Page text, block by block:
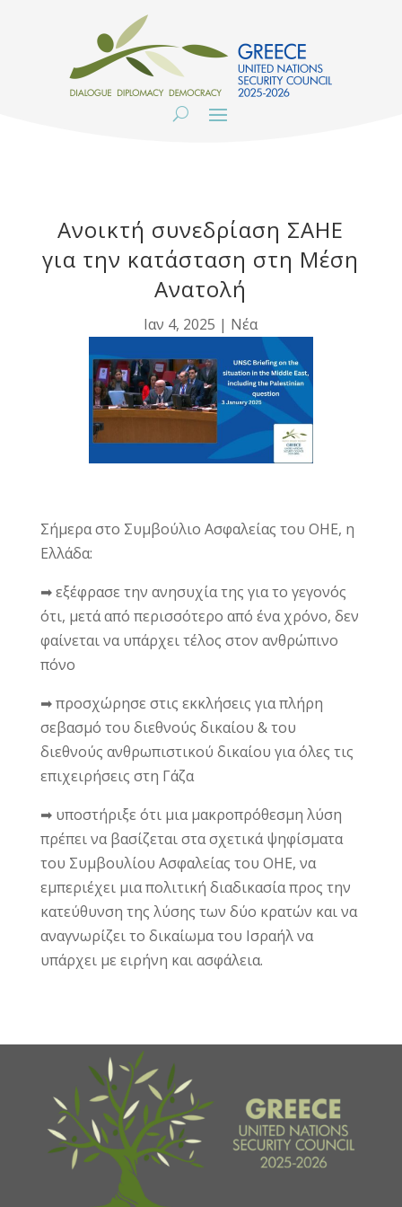
Ανοικτή συνεδρίαση ΣΑΗΕ
για την κατάσταση στη Μέση
Ανατολή
Ιαν 4, 2025 | Νέα
Σήμερα στο Συμβούλιο Ασφαλείας του ΟΗΕ, η
Ελλάδα:
➡ εξέφρασε την ανησυχία της για το γεγονός
ότι, μετά από περισσότερο από ένα χρόνο, δεν
φαίνεται να υπάρχει τέλος στον ανθρώπινο
πόνο
➡ προσχώρησε στις εκκλήσεις για πλήρη
σεβασμό του διεθνούς δικαίου & του
διεθνούς ανθρωπιστικού δικαίου για όλες τις
επιχειρήσεις στη Γάζα
➡ υποστήριξε ότι μια μακροπρόθεσμη λύση
πρέπει να βασίζεται στα σχετικά ψηφίσματα
του Συμβουλίου Ασφαλείας του ΟΗΕ, να
εμπεριέχει μια πολιτική διαδικασία προς την
κατεύθυνση της λύσης των δύο κρατών και να
αναγνωρίζει το δικαίωμα του Ισραήλ να
υπάρχει με ειρήνη και ασφάλεια.